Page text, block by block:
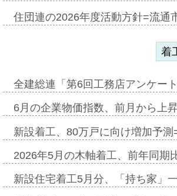
住団連の2026年度活動方針=流
着
全建総連「第6回工務店アンケー
6月の企業物価指数、前月から上
新設着工、80万戸に向け増加予
2026年5月の木軸着工、前年同期
新設住宅着工5月分、「持ち家」